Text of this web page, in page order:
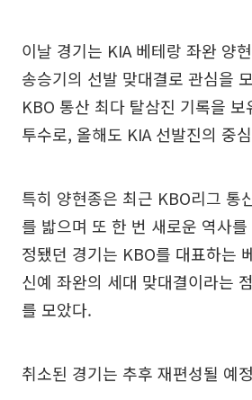
이날 경기는 KIA 베테랑 좌완 양
송승기의 선발 맞대결로 관심을
KBO 통산 최다 탈삼진 기록을
투수로, 올해도 KIA 선발진의 중
특히 양현종은 최근 KBO리그 통
를 밟으며 또 한 번 새로운 역사
정됐던 경기는 KBO를 대표하는
신예 좌완의 세대 맞대결이라는
를 모았다.
취소된 경기는 추후 재편성될 예